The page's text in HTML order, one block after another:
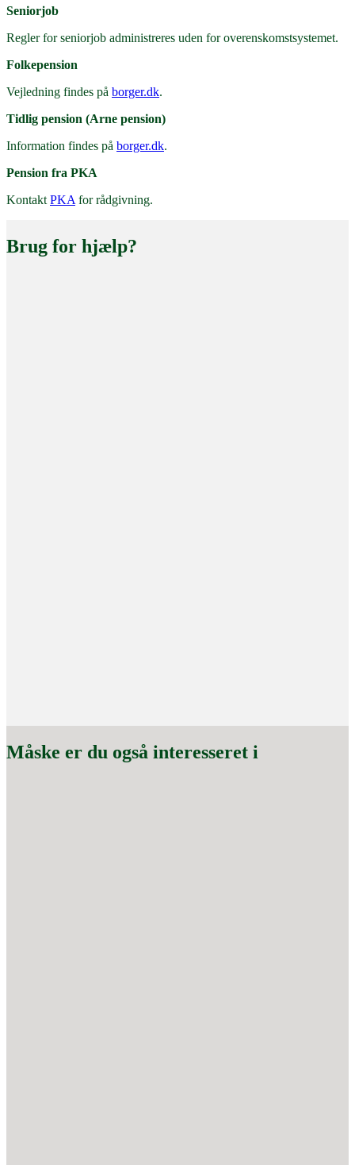
Seniorjob
Regler for seniorjob administreres uden for overenskomstsystemet.
Folkepension
Vejledning findes på borger.dk.
Tidlig pension (Arne pension)
Information findes på borger.dk.
Pension fra PKA
Kontakt PKA for rådgivning.
Brug for hjælp?
Måske er du også interesseret i